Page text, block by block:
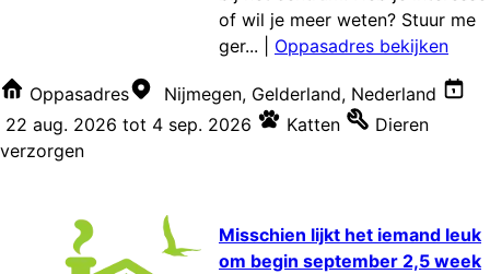
of wil je meer weten? Stuur me
ger...
Oppasadres bekijken
Oppasadres
Nijmegen, Gelderland, Nederland
22 aug. 2026 tot 4 sep. 2026 Katten
Dieren
verzorgen
Misschien lijkt het iemand leuk
om begin september 2,5 week